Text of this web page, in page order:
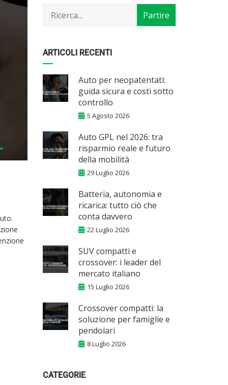
ARTICOLI RECENTI
Auto per neopatentati:
guida sicura e costi sotto
controllo
5 Agosto 2026
Auto GPL nel 2026: tra
risparmio reale e futuro
della mobilità
29 Luglio 2026
Batteria, autonomia e
ricarica: tutto ciò che
conta davvero
22 Luglio 2026
SUV compatti e
crossover: i leader del
mercato italiano
15 Luglio 2026
Crossover compatti: la
soluzione per famiglie e
pendolari
8 Luglio 2026
CATEGORIE